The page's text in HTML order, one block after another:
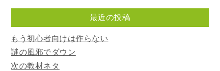
最近の投稿
もう初心者向けは作らない
謎の風邪でダウン
次の教材ネタ